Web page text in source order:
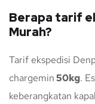
Berapa tarif
Murah?
Tarif ekspedisi
chargemin50kg.
keberangkatan